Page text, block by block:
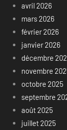
avril 2026
mars 2026
février 2026
janvier 2026
décembre
novembre
octobre 2025
septembre
août 2025
juillet 2025